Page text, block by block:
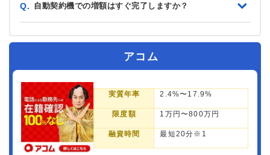
Q. 自動契約機での増額はすぐ完了しますか？
アコム
実質年率 2.4%〜17.9%
限度額 1万円〜800万円
融資時間 最短20分※1